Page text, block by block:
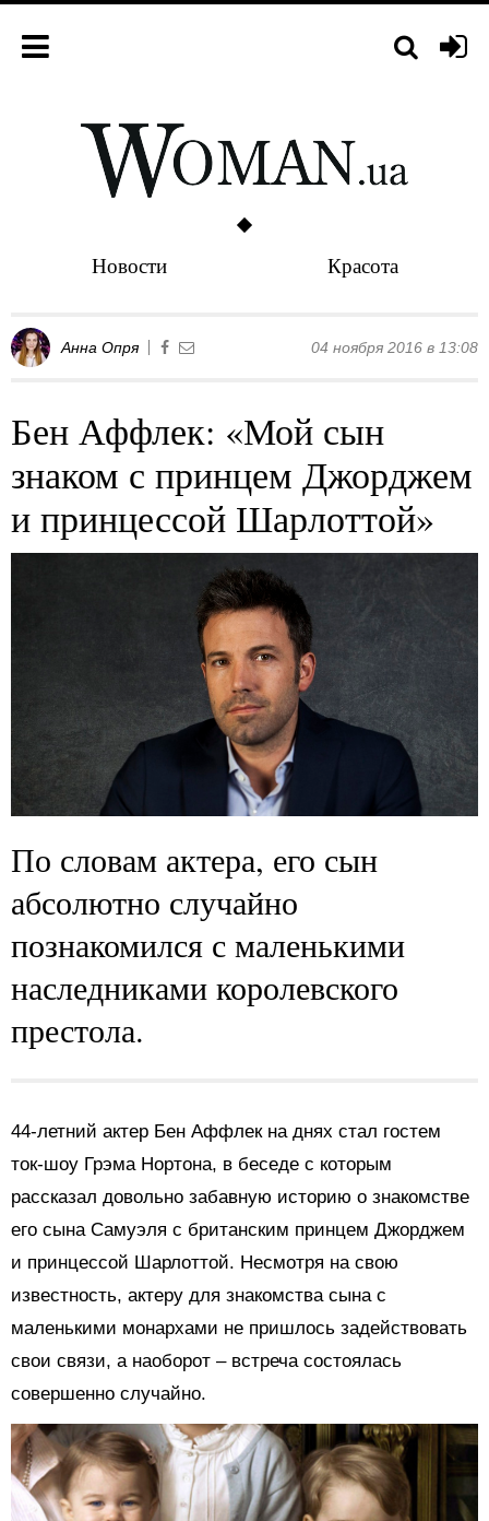
Новости Красота
Анна Опря 04 ноября 2016 в 13:08
Бен Аффлек: «Мой сын
знаком с принцем Джорджем
и принцессой Шарлоттой»
По словам актера, его сын
абсолютно случайно
познакомился с маленькими
наследниками королевского
престола.
44-летний актер Бен Аффлек на днях стал гостем
ток-шоу Грэма Нортона, в беседе с которым
рассказал довольно забавную историю о знакомстве
его сына Самуэля с британским принцем Джорджем
и принцессой Шарлоттой. Несмотря на свою
известность, актеру для знакомства сына с
маленькими монархами не пришлось задействовать
свои связи, а наоборот – встреча состоялась
совершенно случайно.